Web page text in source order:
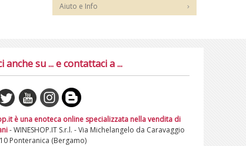
Aiuto e Info
anche su ... e contattaci a ...
è una enoteca online specializzata nella vendita di
- WINESHOP.IT S.r.l. - Via Michelangelo da Caravaggio
Ponteranica (Bergamo)